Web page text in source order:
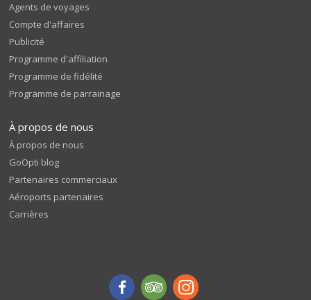
Agents de voyages
Compte d'affaires
Publicité
Programme d'affiliation
Programme de fidélité
Programme de parrainage
À propos de nous
À propos de nous
GoOpti blog
Partenaires commerciaux
Aéroports partenaires
Carrières